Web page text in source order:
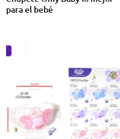
para el bebé